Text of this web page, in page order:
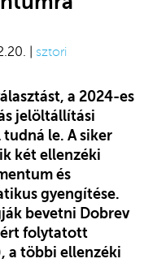
| sztori
a 2024-es
jelöltállítási
le. A siker
két ellenzéki
és
gyengítése.
bevetni Dobrev
folytatott
a többi ellenzéki